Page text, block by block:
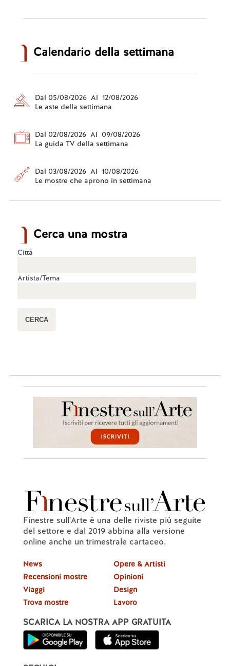
Calendario della settimana
Dal 05/08/2026 Al 12/08/2026
Le aste della settimana
Dal 02/08/2026 Al 09/08/2026
La guida TV della settimana
Dal 03/08/2026 Al 10/08/2026
Le mostre che aprono in settimana
Cerca una mostra
Città
Artista/Tema
Finestre sull'Arte è una delle riviste più seguite
del settore e dal 2019 abbina alla versione
online anche un trimestrale cartaceo.
News
Recensioni mostre
Viaggi
Trova mostre
Opere & Artisti
Opinioni
Design
Lavoro
SCARICA LA NOSTRA APP GRATUITA